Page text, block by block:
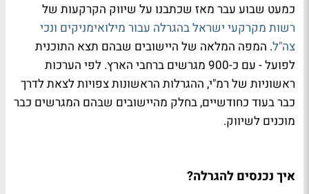
כמעט שבוע עבר מאז שכתבנו על שיווק הקרקעות של
רשות מקרקעי ישראל בהגרלה עבור מילואימניקים ונכי
צה"ל. המפה המלאה של היישובים שבהם תצא התוכנית
לפועל - עם כ-900 מגרשים ברחבי הארץ. לפי הערכות
ראשוניות של רמ"י, ההגרלות הראשונות צפויות לצאת לדרך
כבר בעוד כחודשיים, בחלק מהיישובים שבהם המגרשים כבר
מוכנים לשיווק.
איך נכנסים להגרלה?